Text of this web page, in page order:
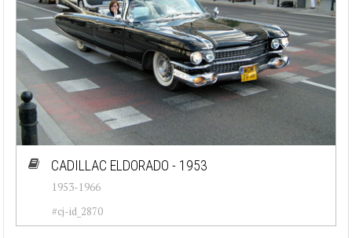
CADILLAC ELDORADO - 1953
1953-1966
#cj-id_2870